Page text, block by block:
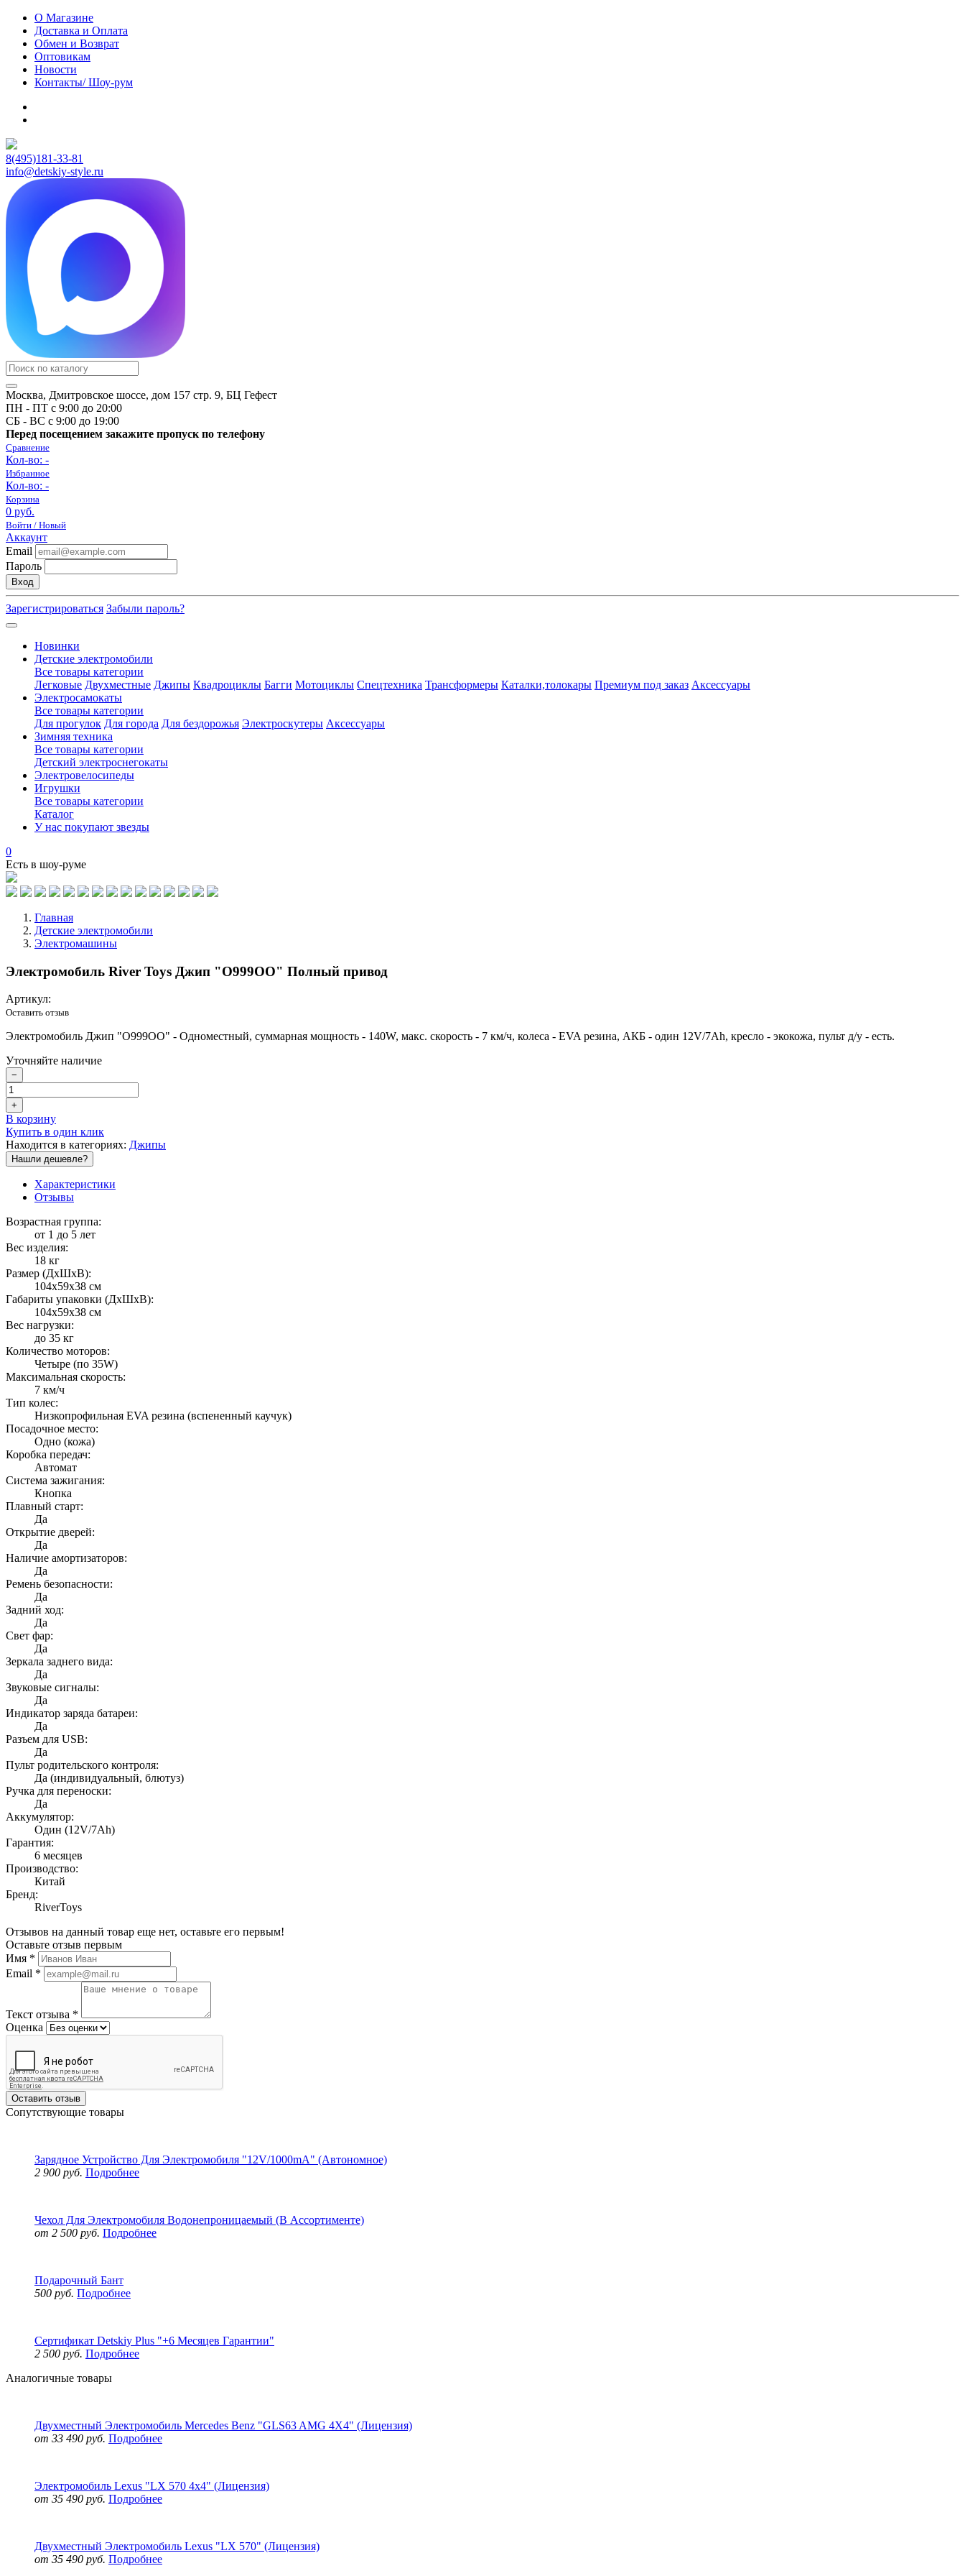
О Магазине
Доставка и Оплата
Обмен и Возврат
Оптовикам
Новости
Контакты/ Шоу-рум
8(495)181-33-81
info@detskiy-style.ru
Москва, Дмитровское шоссе, дом 157 стр. 9, БЦ Гефест
ПН - ПТ с 9:00 до 20:00
СБ - ВС с 9:00 до 19:00
Перед посещением закажите пропуск по телефону
Сравнение
Кол-во: -
Избранное
Кол-во: -
Корзина
0 руб.
Войти / Новый
Аккаунт
Email
Пароль
Вход
Зарегистрироваться Забыли пароль?
Новинки
Детские электромобили
Все товары категории
Легковые Двухместные Джипы Квадроциклы Багги Мотоциклы Спецтехника Трансформеры Каталки,толокары Премиум под заказ Аксессуары
Электросамокаты
Все товары категории
Для прогулок Для города Для бездорожья Электроскутеры Аксессуары
Зимняя техника
Все товары категории
Детский электроснегокаты
Электровелосипеды
Игрушки
Все товары категории
Каталог
У нас покупают звезды
0
Есть в шоу-руме
Главная
Детские электромобили
Электромашины
Электромобиль River Toys Джип "О999ОО" Полный привод
Артикул:
Оставить отзыв
Электромобиль Джип "О999ОО" - Одноместный, суммарная мощность - 140W, макс. скорость - 7 км/ч, колеса - EVA резина, АКБ - один 12V/7Ah, кресло - экокожа, пульт д/у - есть.
Уточняйте наличие
−
+
В корзину
Купить в один клик
Находится в категориях: Джипы
Нашли дешевле?
Характеристики
Отзывы
Возрастная группа:
от 1 до 5 лет
Вес изделия:
18 кг
Размер (ДxШxВ):
104х59х38 см
Габариты упаковки (ДxШxВ):
104х59х38 см
Вес нагрузки:
до 35 кг
Количество моторов:
Четыре (по 35W)
Максимальная скорость:
7 км/ч
Тип колес:
Низкопрофильная EVA резина (вспененный каучук)
Посадочное место:
Одно (кожа)
Коробка передач:
Автомат
Система зажигания:
Кнопка
Плавный старт:
Да
Открытие дверей:
Да
Наличие амортизаторов:
Да
Ремень безопасности:
Да
Задний ход:
Да
Свет фар:
Да
Зеркала заднего вида:
Да
Звуковые сигналы:
Да
Индикатор заряда батареи:
Да
Разъем для USB:
Да
Пульт родительского контроля:
Да (индивидуальный, блютуз)
Ручка для переноски:
Да
Аккумулятор:
Один (12V/7Ah)
Гарантия:
6 месяцев
Производство:
Китай
Бренд:
RiverToys
Отзывов на данный товар еще нет, оставьте его первым!
Оставьте отзыв первым
Имя *
Email *
Текст отзыва *
Оценка
Оставить отзыв
Сопутствующие товары
Зарядное Устройство Для Электромобиля "12V/1000mA" (Автономное)
2 900 руб. Подробнее
Чехол Для Электромобиля Водонепроницаемый (В Ассортименте)
от 2 500 руб. Подробнее
Подарочный Бант
500 руб. Подробнее
Сертификат Detskiy Plus "+6 Месяцев Гарантии"
2 500 руб. Подробнее
Аналогичные товары
Двухместный Электромобиль Mercedes Benz "GLS63 AMG 4X4" (Лицензия)
от 33 490 руб. Подробнее
Электромобиль Lexus "LX 570 4x4" (Лицензия)
от 35 490 руб. Подробнее
Двухместный Электромобиль Lexus "LX 570" (Лицензия)
от 35 490 руб. Подробнее